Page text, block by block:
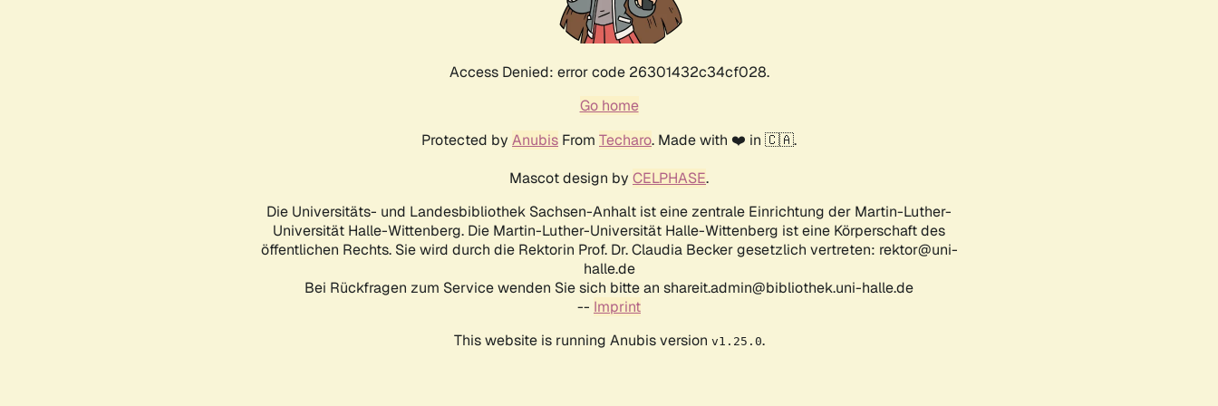
Access Denied: error code 26301432c34cf028.
Go home
Protected by Anubis From Techaro. Made with ❤️ in 🇨🇦.
Mascot design by CELPHASE.
Die Universitäts- und Landesbibliothek Sachsen-Anhalt ist eine zentrale Einrichtung der Martin-Luther-
Universität Halle-Wittenberg. Die Martin-Luther-Universität Halle-Wittenberg ist eine Körperschaft des
öffentlichen Rechts. Sie wird durch die Rektorin Prof. Dr. Claudia Becker gesetzlich vertreten: rektor@uni-
halle.de
Bei Rückfragen zum Service wenden Sie sich bitte an shareit.admin@bibliothek.uni-halle.de
-- Imprint
This website is running Anubis version v1.25.0.